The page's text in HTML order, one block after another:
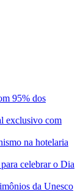
95% dos
exclusivo com
na hotelaria
celebrar o Dia
da Unesco